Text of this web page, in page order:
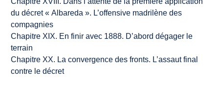
du décret « Albareda ». L’offensive madrilène des
compagnies
Chapitre XIX. En finir avec 1888. D’abord dégager le
terrain
Chapitre XX. La convergence des fronts. L’assaut final
contre le décret